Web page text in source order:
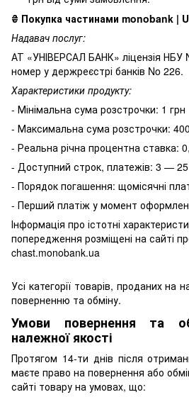
₴ Покупка частинами monobank |
Надавач послуг:
АТ «УНІВЕРСАЛ БАНК» ліцензія НБУ
номер у держреєстрі банків No 226.
Характеристики продукту:
- Мінімальна сума розстрочки: 1 грн
- Максимальна сума розстрочки:
- Реальна річна процентна ставка:
- Доступний строк, платежів: 3 — 25
- Порядок погашення: щомісячні
- Перший платіж у момент
Інформація про істотні
попередження розміщені на сайті
chast.monobank.ua
Усі категорії товарів, проданих на
поверненню та обміну.
Умови повернення та
належної якості
Протягом 14-ти днів після
маєте право на повернення або
сайті товару на умовах, що: